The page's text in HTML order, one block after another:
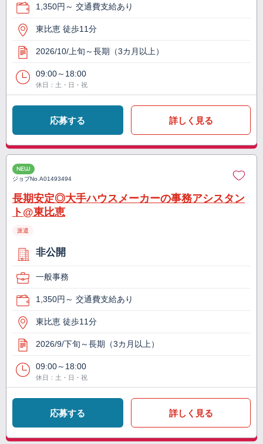
1,350円～ 交通費支給あり
東比恵 徒歩11分
2026/10/上旬～長期（3カ月以上）
09:00～18:00
休日：土・日・祝
応募する 詳しく見る
NEW
ジョブNo.A01493494
長期安定◎大手ハウスメーカーの事務アシスタン
ト@東比恵
派遣
非公開
一般事務
1,350円～ 交通費支給あり
東比恵 徒歩11分
2026/9/下旬～長期（3カ月以上）
09:00～18:00
休日：土・日・祝
応募する 詳しく見る